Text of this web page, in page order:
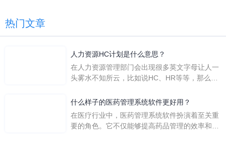
热门文章
人力资源HC计划是什么意思？
在人力资源管理部门会出现很多英文字母让人一
头雾水不知所云，比如说HC、HR等等，那么它
么呢？
什么样子的医药管理系统软件更好用？
在医疗行业中，医药管理系统软件扮演着至关重
要的角色。它不仅能够提高药品管理的效率和准